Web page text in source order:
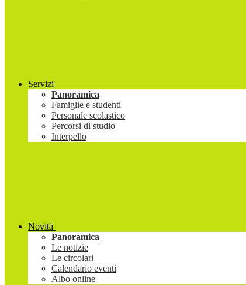
Servizi
Panoramica
Famiglie e studenti
Personale scolastico
Percorsi di studio
Interpello
Novità
Panoramica
Le notizie
Le circolari
Calendario eventi
Albo online